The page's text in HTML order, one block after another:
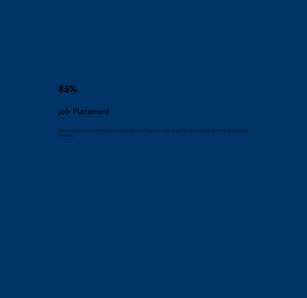
85%
Job Placement
Use this space to promote the business, its products or its services. Help people become familiar with the business and its
offerings.